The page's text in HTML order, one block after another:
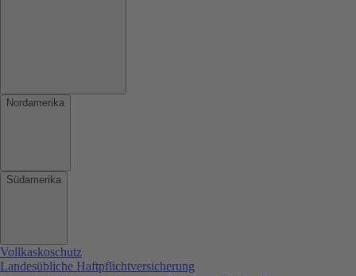
Nordamerika
Südamerika
Vollkaskoschutz
Landesübliche Haftpflichtversicherung